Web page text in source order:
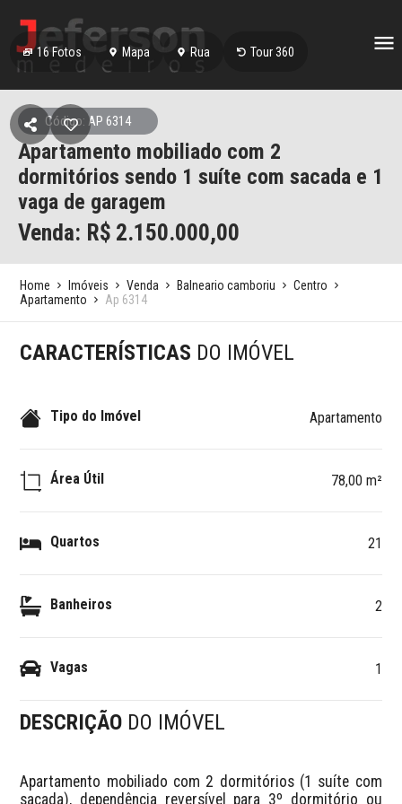
16 Fotos Mapa Rua Tour 360
Código: AP 6314
Apartamento mobiliado com 2
dormitórios sendo 1 suíte com sacada e 1
vaga de garagem
Venda: R$ 2.150.000,00
Home Imóveis Venda Balneario camboriu
Centro
Apartamento
Ap 6314
CARACTERÍSTICAS DO IMÓVEL
Tipo do Imóvel Apartamento
Área Útil 78,00 m²
Quartos 21
Banheiros 2
Vagas 1
DESCRIÇÃO DO IMÓVEL
Apartamento mobiliado com 2 dormitórios (1 suíte com
sacada), dependência reversível para 3º dormitório ou